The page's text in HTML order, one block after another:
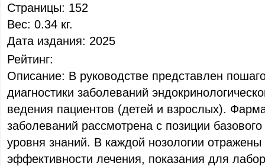
Страницы: 152
Вес: 0.34 кг.
Дата издания: 2025
Рейтинг:
Описание: В руководстве представлен
диагностики заболеваний
ведения пациентов (детей и взрослых).
заболеваний рассмотрена с позиции
уровня знаний. В каждой нозологии отражены
эффективности лечения, показания для